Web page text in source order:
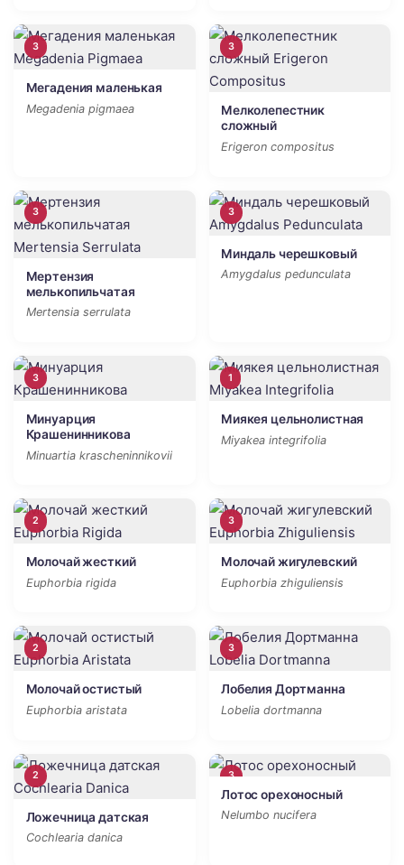
3
Мегадения маленькая
Megadenia pigmaea
3
Мелколепестник
сложный
Erigeron compositus
3
Мертензия
мелькопильчатая
Mertensia serrulata
3
Миндаль черешковый
Amygdalus pedunculata
3
Минуарция
Крашенинникова
Minuartia krascheninnikovii
1
Миякея цельнолистная
Miyakea integrifolia
2
Молочай жесткий
Euphorbia rigida
3
Молочай жигулевский
Euphorbia zhiguliensis
2
Молочай остистый
Euphorbia aristata
3
Лобелия Дортманна
Lobelia dortmanna
2
Ложечница датская
Cochlearia danica
3
Лотос орехоносный
Nelumbo nucifera